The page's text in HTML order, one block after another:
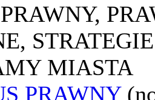
MIASTA
PRAWNY